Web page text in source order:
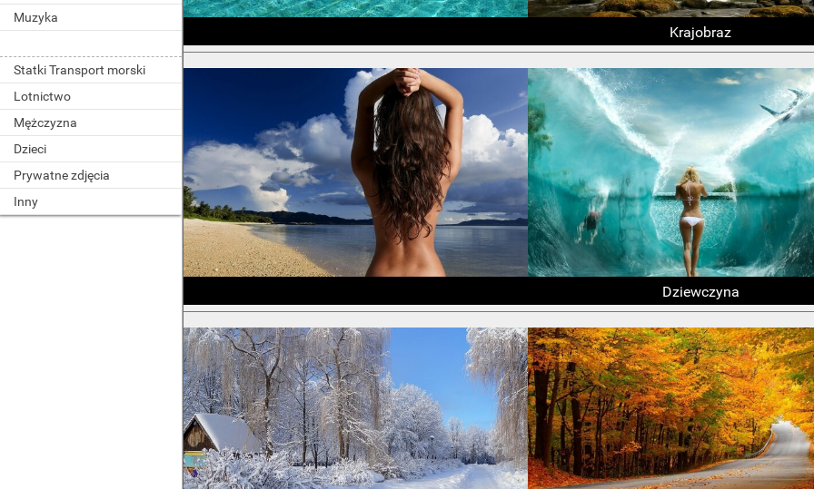
Muzyka
Statki Transport morski
Lotnictwo
Mężczyzna
Dzieci
Prywatne zdjęcia
Inny
Krajobraz
Dziewczyna